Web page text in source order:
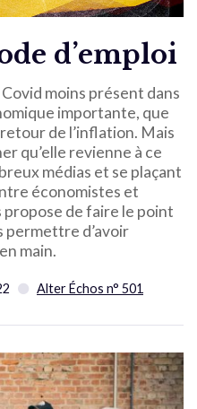
d’emploi
moins présent dans
importante, que
de l’inflation. Mais
qu’elle revienne à ce
médias et se plaçant
économistes et
de faire le point
permettre d’avoir
main.
Alter Échos n° 501